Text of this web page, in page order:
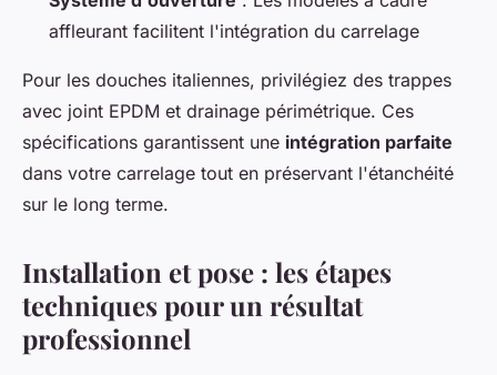
affleurant facilitent l'intégration du carrelage
Pour les douches italiennes, privilégiez des trappes
avec joint EPDM et drainage périmétrique. Ces
spécifications garantissent une intégration parfaite
dans votre carrelage tout en préservant l'étanchéité
sur le long terme.
Installation et pose : les étapes
techniques pour un résultat
professionnel